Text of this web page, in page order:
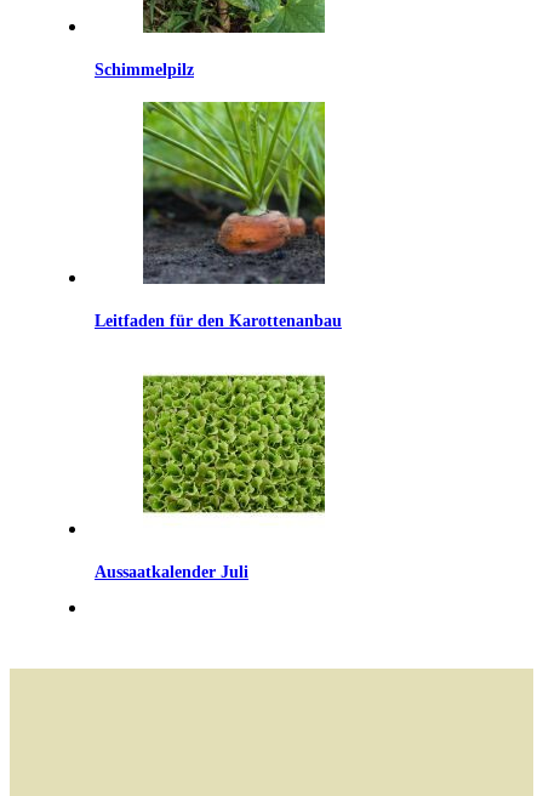
Schimmelpilz
Leitfaden für den Karottenanbau
Aussaatkalender Juli